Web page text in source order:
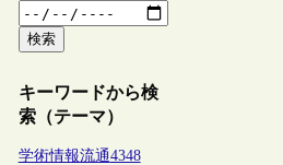
検索
キーワードから検
索（テーマ）
学術情報流通4348